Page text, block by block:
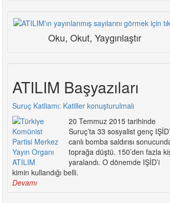
Oku, Okut, Yaygınlaştır
ATILIM Başyazıları
Suruç Katliamı: Katiller konuşturulmalı
20 Temmuz 2015 tarihinde
Suruç’ta 33 sosyalist genç
canlı bomba saldırısı
toprağa düştü. 150’den fazla
yaralandı. O dönemde IŞİD’i
kimin kullandığı belli.
Devamı